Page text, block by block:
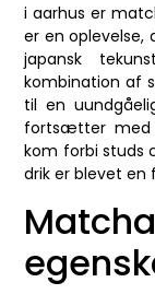
i aarhus er
er en oplevelse,
japansk
kombination af
til en
fortsætter med
kom forbi studs
drik er blevet en